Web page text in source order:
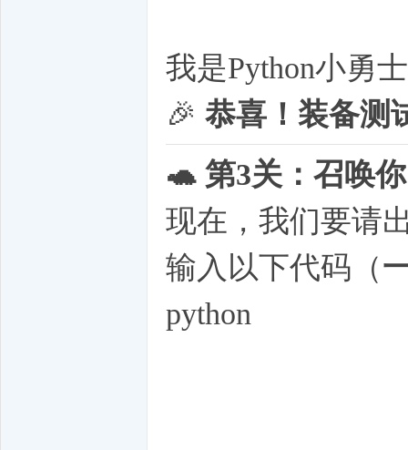
我是Python小勇
🎉 恭喜！装备测
🐢 第3关：召唤
现在，我们要请
输入以下代码（
python